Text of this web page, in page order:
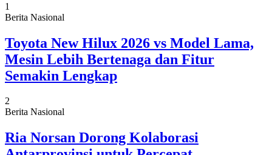
1
Berita Nasional
Toyota New Hilux 2026 vs Model Lama,
Mesin Lebih Bertenaga dan Fitur
Semakin Lengkap
2
Berita Nasional
Ria Norsan Dorong Kolaborasi